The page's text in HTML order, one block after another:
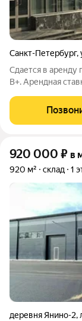
Санкт-Петербург,
Сдается в аренду
B+. Арендная
Какие-либо
отсутствуют.
920 000 ₽ в
920 м² склад 1
деревня Янино-2,